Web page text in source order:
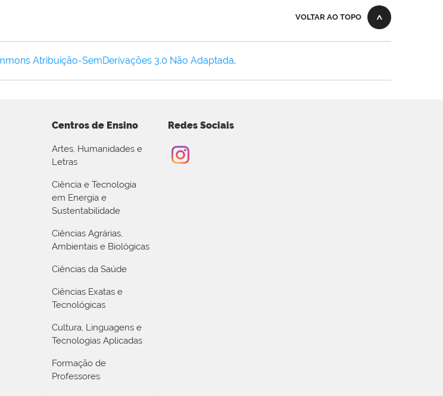
VOLTAR AO TOPO
Atribuição-SemDerivações 3.0 Não Adaptada.
Centros de Ensino
Artes, Humanidades e
Letras
Ciência e Tecnologia
em Energia e
Sustentabilidade
Ciências Agrárias,
Ambientais e Biológicas
Ciências da Saúde
Ciências Exatas e
Tecnológicas
Cultura, Linguagens e
Tecnologias Aplicadas
Formação de
Professores
Redes Sociais